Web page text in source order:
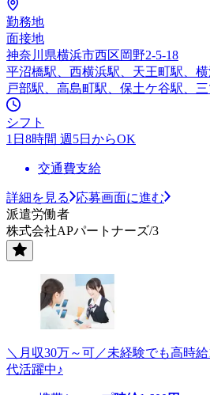
勤務地
面接地
神奈川県横浜市西区岡野2-5-18
平沼橋駅、西横浜駅、天王町駅、横
戸部駅、高島町駅、保土ケ谷駅、
シフト
1日8時間 週5日からOK
交通費支給
詳細を見る
応募画面に進む
派遣労働者
株式会社APパートナーズ/3
＼月収30万～可／未経験でも高時
代活躍中♪